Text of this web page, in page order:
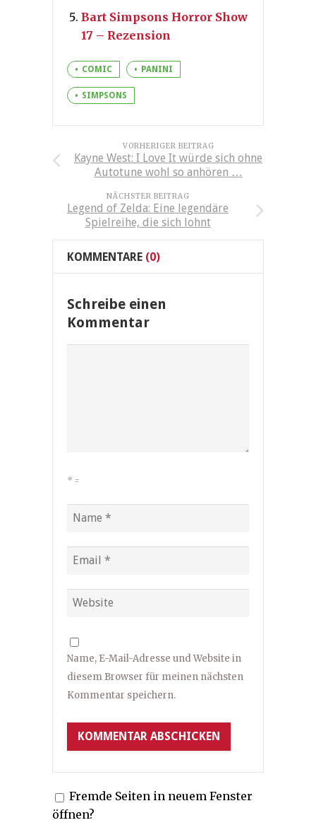
Bart Simpsons Horror Show
17 – Rezension
COMIC PANINI
SIMPSONS
VORHERIGER BEITRAG
Kayne West: I Love It würde sich ohne
Autotune wohl so anhören …
NÄCHSTER BEITRAG
Legend of Zelda: Eine legendäre
Spielreihe, die sich lohnt
KOMMENTARE (0)
Schreibe einen
Kommentar
* =
Name, E-Mail-Adresse und Website in
diesem Browser für meinen nächsten
Kommentar speichern.
Fremde Seiten in neuem Fenster
öffnen?